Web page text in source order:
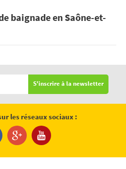
baignade en Saône-et-
S'inscrire à la newsletter
les réseaux sociaux :